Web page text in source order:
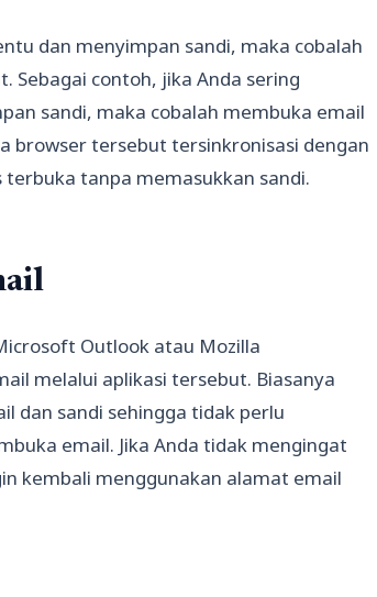
dan menyimpan sandi, maka cobalah
Sebagai contoh, jika Anda sering
sandi, maka cobalah membuka email
browser tersebut tersinkronisasi dengan
tanpa memasukkan sandi.
Outlook atau Mozilla
melalui aplikasi tersebut. Biasanya
dan sandi sehingga tidak perlu
email. Jika Anda tidak mengingat
kembali menggunakan alamat email